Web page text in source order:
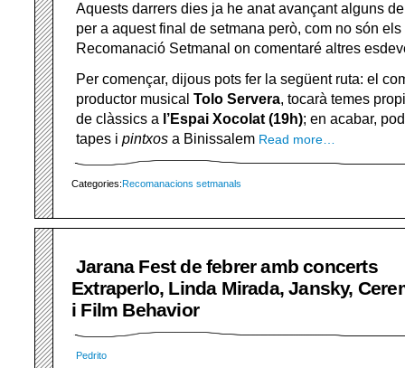
Aquests darrers dies ja he anat avançant alguns
per a aquest final de setmana però, com no són
Recomanació Setmanal on comentaré altres
Per començar, dijous pots fer la següent ruta: el
productor musical Tolo Servera, tocarà temes
de clàssics a l’Espai Xocolat (19h); en acabar,
tapes i pintxos a Binissalem Read more…
Categories: Recomanacions setmanals
Jarana Fest de febrer amb concerts
Extraperlo, Linda Mirada, Jansky,
i Film Behavior
Pedrito